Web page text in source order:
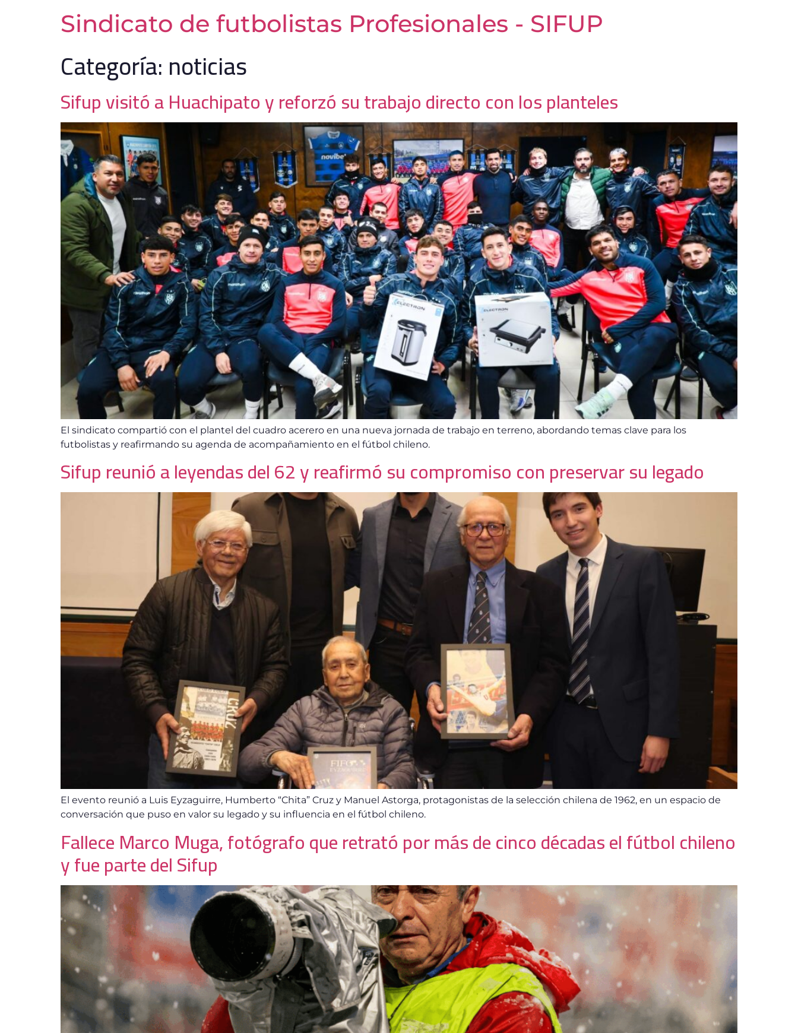
Sindicato de futbolistas Profesionales - SIFUP
Categoría:noticias
Sifup visitó a Huachipato y reforzó su trabajo directo con los planteles
El sindicato compartió con el plantel del cuadro acerero en una nueva jornada de trabajo en terreno, abordando temas clave para los
futbolistas y reafirmando su agenda de acompañamiento en el fútbol chileno.
Sifup reunió a leyendas del 62 y reafirmó su compromiso con preservar su legado
El evento reunió a Luis Eyzaguirre, Humberto “Chita” Cruz y Manuel Astorga, protagonistas de la selección chilena de 1962, en un espacio de
conversación que puso en valor su legado y su influencia en el fútbol chileno.
Fallece Marco Muga, fotógrafo que retrató por más de cinco décadas el fútbol chileno
y fue parte del Sifup